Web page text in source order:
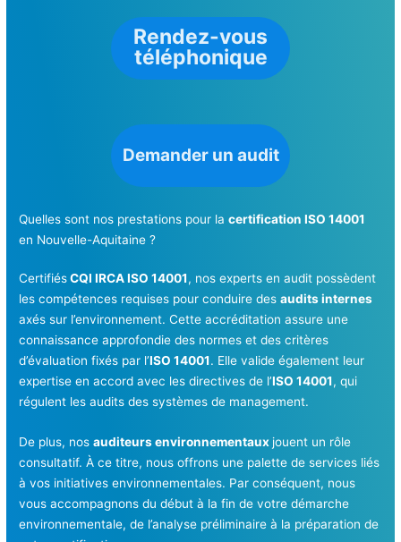
Rendez-vous
téléphonique
Demander un audit
Quelles sont nos prestations pour lacertification ISO 14001
en Nouvelle-Aquitaine ?
CertifiésCQI IRCA ISO 14001, nos experts en audit possèdent
les compétences requises pour conduire desaudits internes
axés sur l’environnement. Cette accréditation assure une
connaissance approfondie des normes et des critères
d’évaluation fixés par l’ISO 14001. Elle valide également leur
expertise en accord avec les directives de l’ISO 14001, qui
régulent les audits des systèmes de management.
De plus, nosauditeurs environnementauxjouent un rôle
consultatif. À ce titre, nous offrons une palette de services liés
à vos initiatives environnementales. Par conséquent, nous
vous accompagnons du début à la fin de votre démarche
environnementale, de l’analyse préliminaire à la préparation de